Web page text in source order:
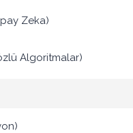
Zeka)
Algoritmalar)